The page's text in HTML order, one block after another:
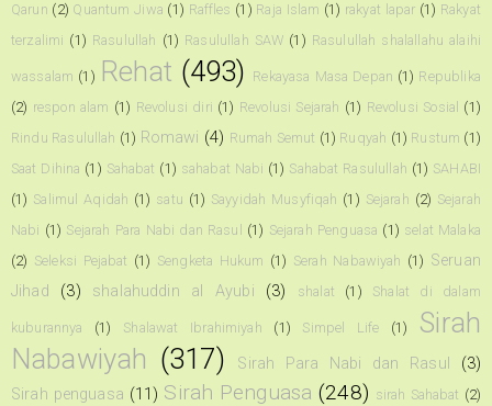
Qarun (2) Quantum Jiwa (1) Raffles (1) Raja Islam (1) rakyat lapar (1) Rakyat
terzalimi (1) Rasulullah (1) Rasulullah SAW (1) Rasulullah shalallahu alaihi
wassalam (1) Rehat (493) Rekayasa Masa Depan (1) Republika
(2) respon alam (1) Revolusi diri (1) Revolusi Sejarah (1) Revolusi Sosial (1)
Rindu Rasulullah (1) Romawi (4) Rumah Semut (1) Ruqyah (1) Rustum (1)
Saat Dihina (1) Sahabat (1) sahabat Nabi (1) Sahabat Rasulullah (1) SAHABI
(1) Salimul Aqidah (1) satu (1) Sayyidah Musyfiqah (1) Sejarah (2) Sejarah
Nabi (1) Sejarah Para Nabi dan Rasul (1) Sejarah Penguasa (1) selat Malaka
(2) Seleksi Pejabat (1) Sengketa Hukum (1) Serah Nabawiyah (1) Seruan
Jihad
(3) shalahuddin al Ayubi (3) shalat (1) Shalat di dalam
kuburannya (1) Shalawat Ibrahimiyah (1) Simpel Life (1)
Sirah
Nabawiyah (317) Sirah Para Nabi dan Rasul
(3)
Sirah penguasa (11) Sirah Penguasa (248) sirah Sahabat (2)